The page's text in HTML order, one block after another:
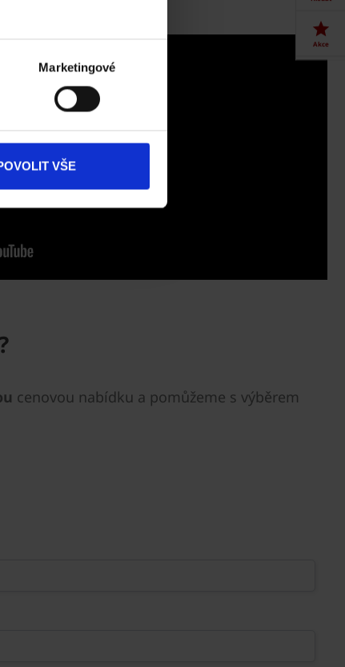
Marketingové
VŠE
cenovou nabídku a pomůžeme s výběrem
Akce